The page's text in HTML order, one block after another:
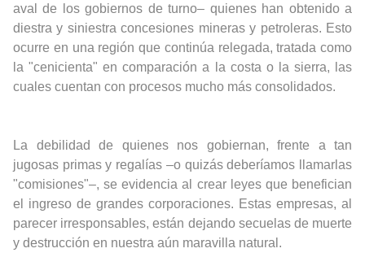
aval de los gobiernos de turno– quienes han obtenido a
diestra y siniestra concesiones mineras y petroleras. Esto
ocurre en una región que continúa relegada, tratada como
la "cenicienta" en comparación a la costa o la sierra, las
cuales cuentan con procesos mucho más consolidados.
La debilidad de quienes nos gobiernan, frente a tan
jugosas primas y regalías –o quizás deberíamos llamarlas
"comisiones"–, se evidencia al crear leyes que benefician
el ingreso de grandes corporaciones. Estas empresas, al
parecer irresponsables, están dejando secuelas de muerte
y destrucción en nuestra aún maravilla natural.